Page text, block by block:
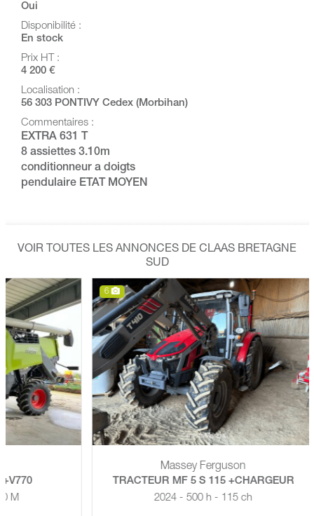
Oui
Disponibilité :
En stock
Prix HT :
4 200 €
Localisation :
56 303 PONTIVY Cedex (Morbihan)
Commentaires :
EXTRA 631 T
8 assiettes 3.10m
conditionneur a doigts
pendulaire ETAT MOYEN
VOIR TOUTES LES ANNONCES DE CLAAS BRETAGNE
SUD
Massey Ferguson
TRACTEUR MF 5 S 115 +CHARGEUR
2024 - 500 h - 115 ch
6